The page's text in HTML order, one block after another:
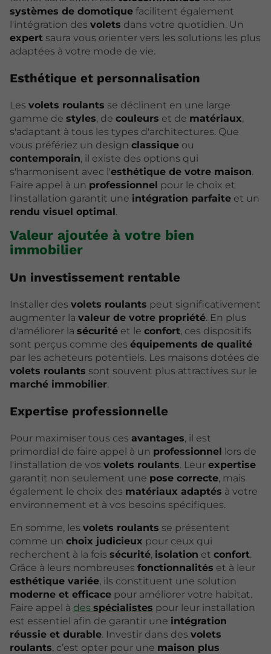
systèmes de domotique facilitent également
l'intégration des volets dans votre quotidien. Un
expert saura vous orienter vers les solutions les plus
adaptées à votre mode de vie.
Esthétique et personnalisation
Les volets roulants se déclinent en une large
gamme de styles, de couleurs et de matériaux,
s'adaptant à tous les types d'architectures. Que
vous préfériez un design classique ou
contemporain, il existe des options qui
s'harmonisent avec l'esthétique de votre maison.
Faire appel à un professionnel pour le choix et
l'installation garantit une intégration parfaite et un
rendu visuel optimal.
Valeur ajoutée à votre bien
immobilier
Un investissement rentable
Installer des volets roulants peut significativement
augmenter la valeur de votre propriété. En plus
d'améliorer la sécurité et le confort, ces dispositifs
sont perçus comme des équipements de qualité
par les acheteurs potentiels. Les maisons dotées de
volets roulants sont souvent plus attractives sur le
marché immobilier.
Expertise professionnelle
Pour maximiser tous ces avantages, il est
primordial de faire appel à un professionnel lors de
l'installation de vos volets roulants. Leur expertise
garantit non seulement une pose correcte, mais
également le choix des matériaux adaptés à votre
environnement et à vos besoins spécifiques.
En somme, les volets roulants se présentent
comme un choix judicieux pour ceux qui
recherchent à la fois sécurité, isolation et confort.
Grâce à leurs nombreuses fonctionnalités et à leur
esthétique variée, ils constituent une solution
moderne et efficace pour améliorer votre habitat.
Faire appel à des spécialistes pour leur installation
est essentiel afin de garantir une intégration
réussie et durable. Investir dans des volets
roulants, c’est opter pour une maison plus